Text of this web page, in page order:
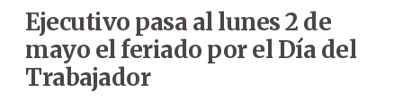
Ejecutivo pasa al lunes 2 de
mayo el feriado por el Día del
Trabajador